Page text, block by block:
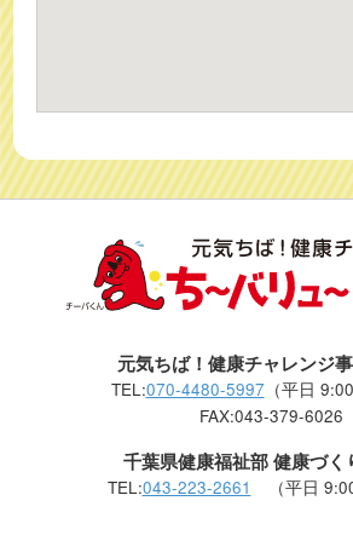
元気ちば！健康チャレンジ
TEL:070-4480-5997 （平日
FAX:043-379-6026
千葉県健康福祉部 健康づく
TEL:043-223-2661 （平日